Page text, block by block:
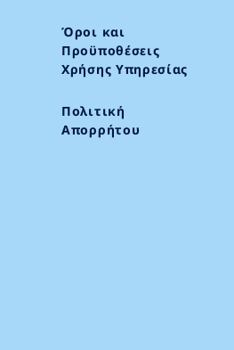
Όροι και
Προϋποθέσεις
Χρήσης Υπηρεσίας
Πολιτική
Απορρήτου